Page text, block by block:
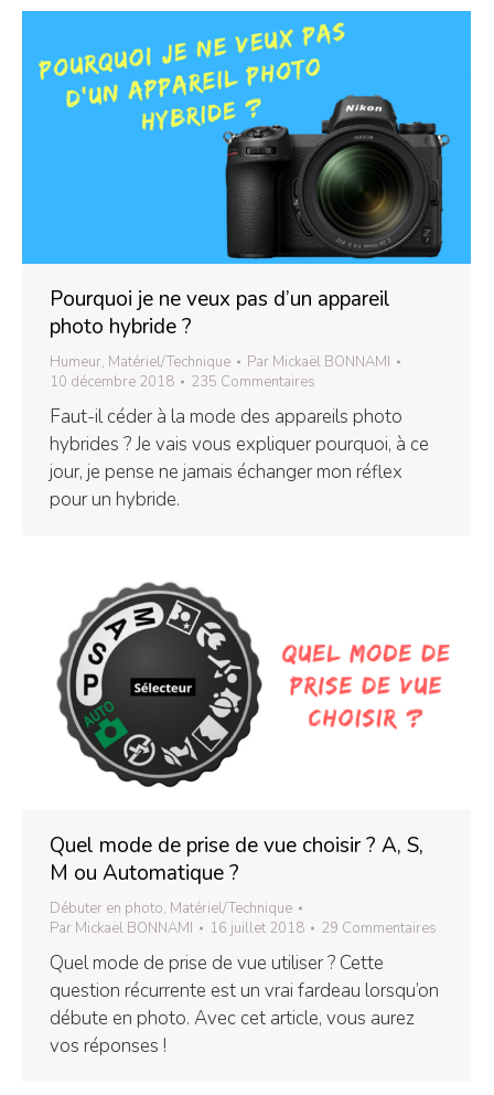
Pourquoi je ne veux pas d’un appareil
photo hybride ?
Humeur, Matériel/Technique Par Mickaël BONNAMI
10 décembre 2018
235 Commentaires
Faut-il céder à la mode des appareils photo
hybrides ? Je vais vous expliquer pourquoi, à ce
jour, je pense ne jamais échanger mon réflex
pour un hybride.
Quel mode de prise de vue choisir ? A, S,
M ou Automatique ?
Débuter en photo, Matériel/Technique
Par Mickaël BONNAMI 16 juillet 2018 29 Commentaires
Quel mode de prise de vue utiliser ? Cette
question récurrente est un vrai fardeau lorsqu’on
débute en photo. Avec cet article, vous aurez
vos réponses !